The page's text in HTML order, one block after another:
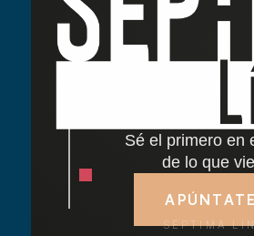
Sé el primero en
de lo que
APÚNTATE
SÉPTIMA
Redescubre las tardes del Retiro:
nueva carta de cócteles ha
Cocido madrileño: tradición y
Dónde comer cerca del Parque
Madrid
Tapas y terraza junto al Retiro